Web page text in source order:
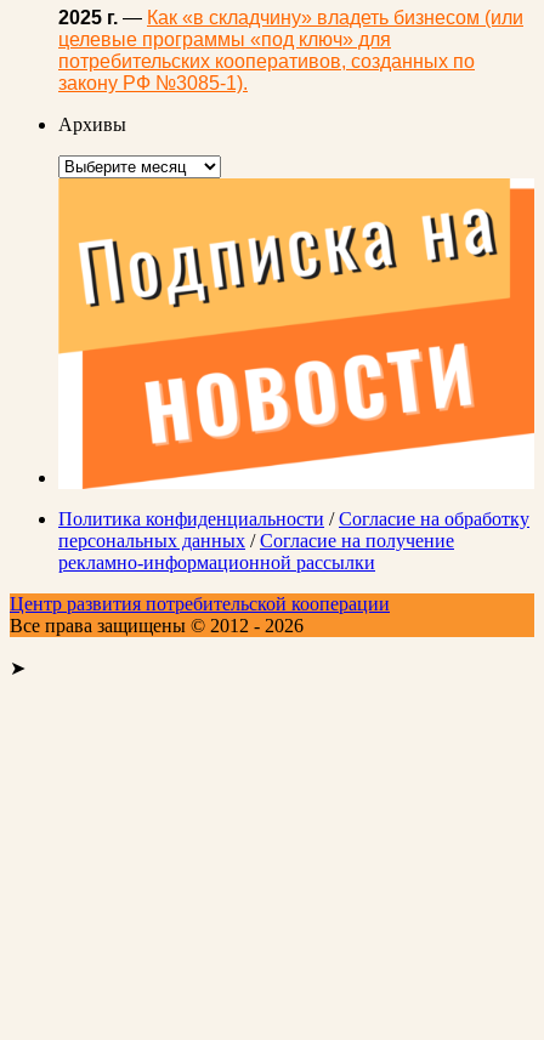
2025 г. — Как «в складчину» владеть бизнесом (или
целевые программы «под ключ» для
потребительских кооперативов, созданных по
закону РФ №3085-1).
Архивы
Архивы
Политика конфиденциальности /Согласие на обработку
персональных данных /Согласие на получение
рекламно-информационной рассылки
Центр развития потребительской кооперации
Все права защищены © 2012 - 2026
➤